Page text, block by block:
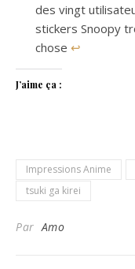
des vingt
stickers Snoopy
chose ↩
J’aime ça :
Impressions Anime
tsuki ga kirei
ParAmo